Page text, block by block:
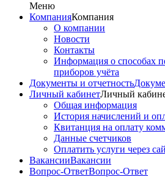
Меню
КомпанияКомпания
О компании
Новости
Контакты
Информация о способах
приборов учёта
Документы и отчетность
Личный кабинетЛичный
Общая информация
История начислений и
Квитанция на оплату
Данные счетчиков
Оплатить услуги через
ВакансииВакансии
Вопрос-ОтветВопрос-Ответ